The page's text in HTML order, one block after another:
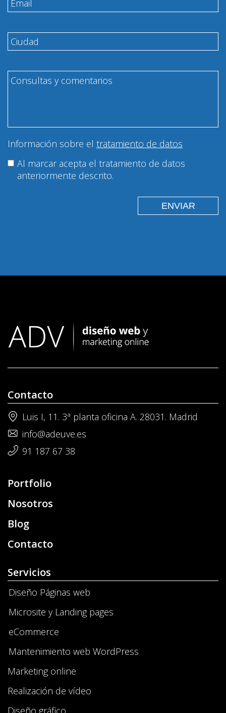
Información sobre el tratamiento de datos
Al marcar acepta el tratamiento de datos
anteriormente descrito.
Contacto
Luis I, 11. 3ª planta oficina A. 28031. Madrid
info@adeuve.es
91 187 67 38
Portfolio
Nosotros
Blog
Contacto
Servicios
Diseño Páginas web
Microsite y Landing pages
eCommerce
Mantenimiento web WordPress
Marketing online
Realización de vídeo
Diseño gráfico